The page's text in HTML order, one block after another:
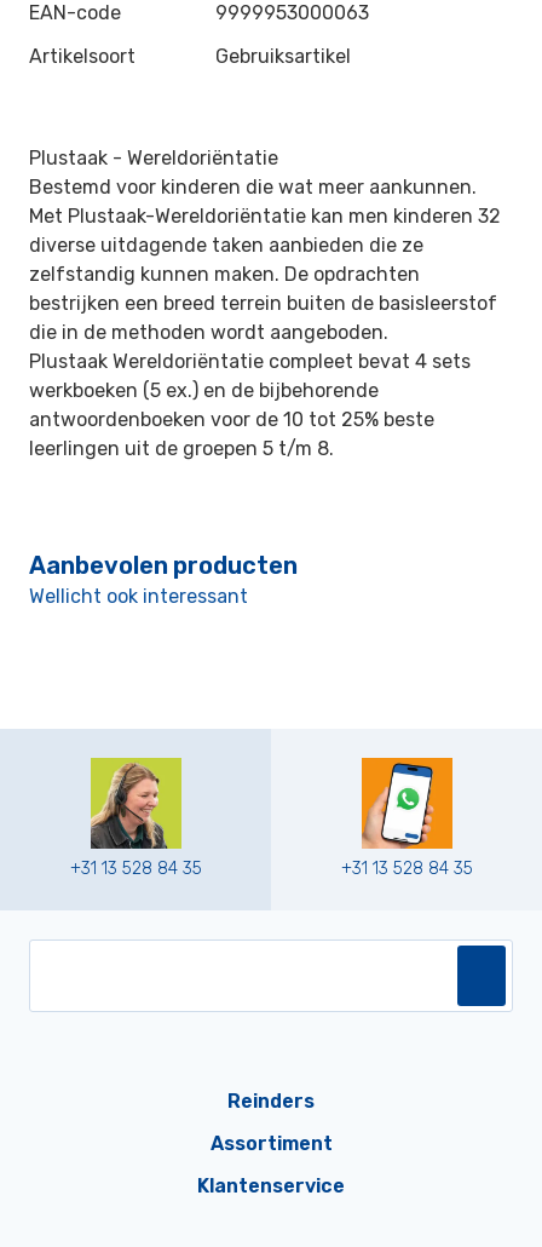
EAN-code
9999953000063
Artikelsoort
Gebruiksartikel
Plustaak - Wereldoriëntatie
Bestemd voor kinderen die wat meer aankunnen.
Met Plustaak-Wereldoriëntatie kan men kinderen 32
diverse uitdagende taken aanbieden die ze
zelfstandig kunnen maken. De opdrachten
bestrijken een breed terrein buiten de basisleerstof
die in de methoden wordt aangeboden.
Plustaak Wereldoriëntatie compleet bevat 4 sets
werkboeken (5 ex.) en de bijbehorende
antwoordenboeken voor de 10 tot 25% beste
leerlingen uit de groepen 5 t/m 8.
Aanbevolen producten
Wellicht ook interessant
+31 13 528 84 35 +31 13 528 84 35
Reinders
Assortiment
Klantenservice